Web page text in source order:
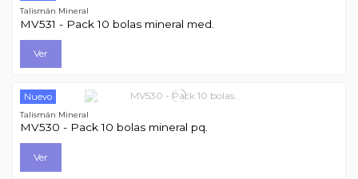
Talismán Mineral
MV531 - Pack 10 bolas mineral med.
Ver
Nuevo
Talismán Mineral
MV530 - Pack 10 bolas mineral pq.
Ver